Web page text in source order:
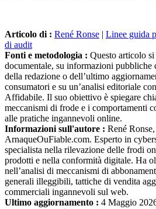
Articolo di : René Ronse | Linee guida
di audit
Fonti e metodologia : Questo articolo si
documentale, su informazioni
della redazione o dell’ultimo
consumatori e su un’analisi editoriale
Affidabile. Il suo obiettivo è spiegare
meccanismi di frode e i comportamenti
alle pratiche ingannevoli online.
Informazioni sull'autore : René
ArnaqueOuFiable.com. Esperto in
specialista nella rilevazione delle frodi
prodotti e nella conformità digitale. Ha
nell’analisi di meccanismi di
generali illeggibili, tattiche di vendita
commerciali ingannevoli sul web.
Ultimo aggiornamento : 4 Maggio